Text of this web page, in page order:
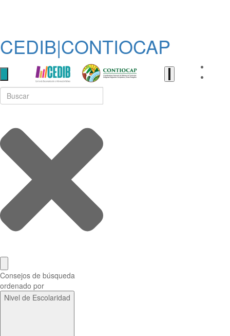
CEDIB|CONTIOCAP
Consejos de búsqueda
ordenado por
Nivel de Escolaridad